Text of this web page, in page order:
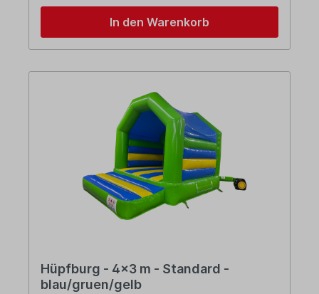
In den Warenkorb
Hüpfburg - 4x3 m - Standard -
blau/gruen/gelb